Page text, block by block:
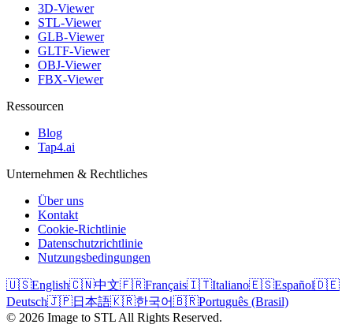
3D-Viewer
STL-Viewer
GLB-Viewer
GLTF-Viewer
OBJ-Viewer
FBX-Viewer
Ressourcen
Blog
Tap4.ai
Unternehmen & Rechtliches
Über uns
Kontakt
Cookie-Richtlinie
Datenschutzrichtlinie
Nutzungsbedingungen
🇺🇸English🇨🇳中文🇫🇷Français🇮🇹Italiano🇪🇸Español🇩🇪
Deutsch🇯🇵日本語🇰🇷한국어🇧🇷Português (Brasil)
© 2026 Image to STL All Rights Reserved.